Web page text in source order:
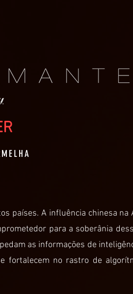
países. A influência chinesa na
para a soberânia
as informações de
fortalecem no rastro de